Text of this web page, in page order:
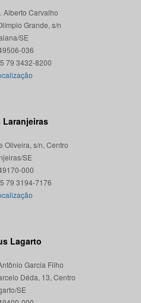
Alberto Carvalho
Grande, s/n
SE
036
Laranjeiras
Oliveira, s/n, Centro
SE
000
Lagarto
Garcia Filho
Déda, 13, Centro
SE